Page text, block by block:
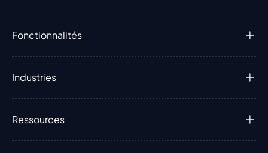
Fonctionnalités
Industries
Ressources